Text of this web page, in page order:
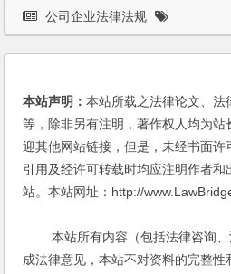
公司企业法律法规
本站声明：本站所载之法律论文、法
等，除非另有注明，著作权人均为
迎其他网站链接，但是，未经书面许
引用及经许可转载时均应注明作者和
站。本站网址：http://
本站所有内容（包括法律咨询、
成法律意见，本站不对资料的完整